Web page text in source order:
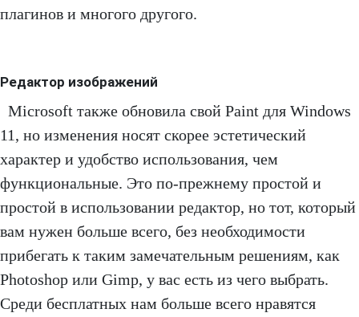
плагинов и многого другого.
Редактор изображений
Microsoft также обновила свой Paint для Windows
11, но изменения носят скорее эстетический
характер и удобство использования, чем
функциональные. Это по-прежнему простой и
простой в использовании редактор, но тот, который
вам нужен больше всего, без необходимости
прибегать к таким замечательным решениям, как
Photoshop или Gimp, у вас есть из чего выбрать.
Среди бесплатных нам больше всего нравятся